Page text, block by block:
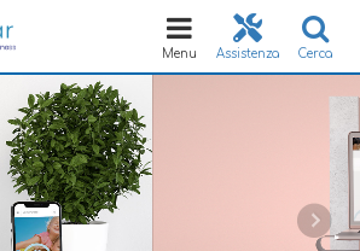
Cerca
Assistenza
Toggle
navigation
Menu